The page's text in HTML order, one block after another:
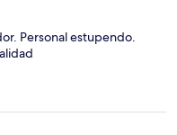
Personal estupendo.